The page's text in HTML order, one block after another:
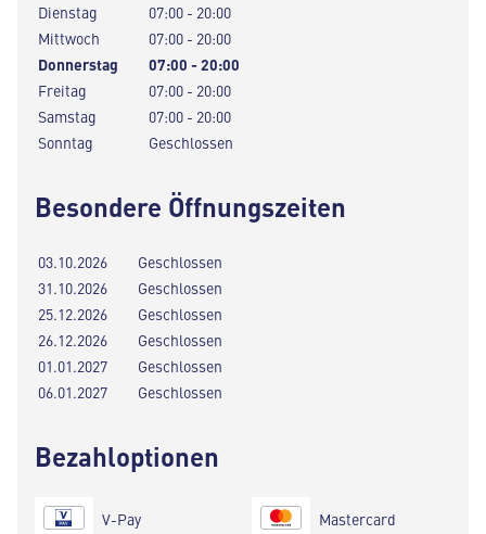
Dienstag
07:00 - 20:00
Mittwoch
07:00 - 20:00
Donnerstag
07:00 - 20:00
Freitag
07:00 - 20:00
Samstag
07:00 - 20:00
Sonntag
Geschlossen
Besondere Öffnungszeiten
03.10.2026
Geschlossen
31.10.2026
Geschlossen
25.12.2026
Geschlossen
26.12.2026
Geschlossen
01.01.2027
Geschlossen
06.01.2027
Geschlossen
Bezahloptionen
V-Pay Mastercard